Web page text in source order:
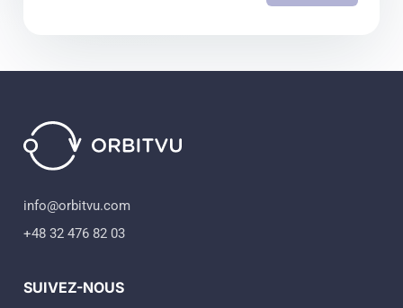
info@orbitvu.com
+48 32 476 82 03
SUIVEZ-NOUS